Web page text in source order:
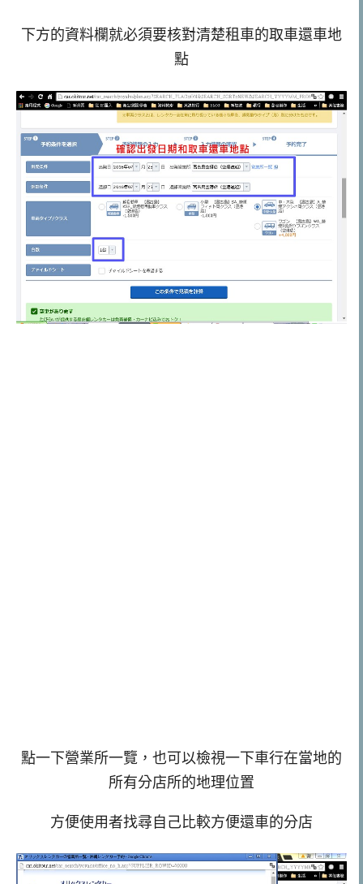
下方的資料欄就必須要核對清楚租車的取車還車地
點
點一下營業所一覽，也可以檢視一下車行在當地的
所有分店所的地理位置
方便使用者找尋自己比較方便還車的分店